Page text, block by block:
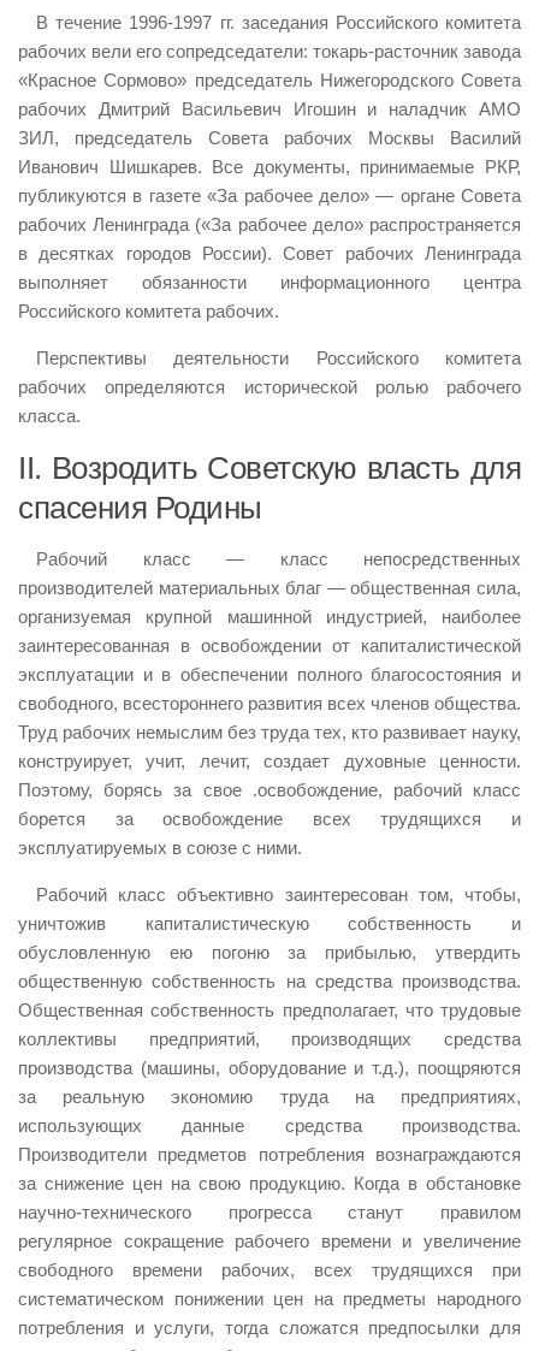
В течение 1996-1997 гг. заседания Российского комитета
рабочих вели его сопредседатели: токарь-расточник завода
«Красное Сормово» председатель Нижегородского Совета
рабочих Дмитрий Васильевич Игошин и наладчик АМО
ЗИЛ, председатель Совета рабочих Москвы Василий
Иванович Шишкарев. Все документы, принимаемые РКР,
публикуются в газете «За рабочее дело» — органе Совета
рабочих Ленинграда («За рабочее дело» распространяется
в десятках городов России). Совет рабочих Ленинграда
выполняет обязанности информационного центра
Российского комитета рабочих.
Перспективы деятельности Российского комитета
рабочих определяются исторической ролью рабочего
класса.
II. Возродить Советскую власть для
спасения Родины
Рабочий класс — класс непосредственных
производителей материальных благ — общественная сила,
организуемая крупной машинной индустрией, наиболее
заинтересованная в освобождении от капиталистической
эксплуатации и в обеспечении полного благосостояния и
свободного, всестороннего развития всех членов общества.
Труд рабочих немыслим без труда тех, кто развивает науку,
конструирует, учит, лечит, создает духовные ценности.
Поэтому, борясь за свое .освобождение, рабочий класс
борется за освобождение всех трудящихся и
эксплуатируемых в союзе с ними.
Рабочий класс объективно заинтересован том, чтобы,
уничтожив капиталистическую собственность и
обусловленную ею погоню за прибылью, утвердить
общественную собственность на средства производства.
Общественная собственность предполагает, что трудовые
коллективы предприятий, производящих средства
производства (машины, оборудование и т.д.), поощряются
за реальную экономию труда на предприятиях,
использующих данные средства производства.
Производители предметов потребления вознаграждаются
за снижение цен на свою продукцию. Когда в обстановке
научно-технического прогресса станут правилом
регулярное сокращение рабочего времени и увеличение
свободного времени рабочих, всех трудящихся при
систематическом понижении цен на предметы народного
потребления и услуги, тогда сложатся предпосылки для